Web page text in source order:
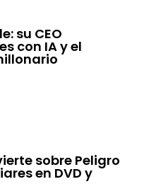
su CEO
con IA y el
sobre Peligro
en DVD y